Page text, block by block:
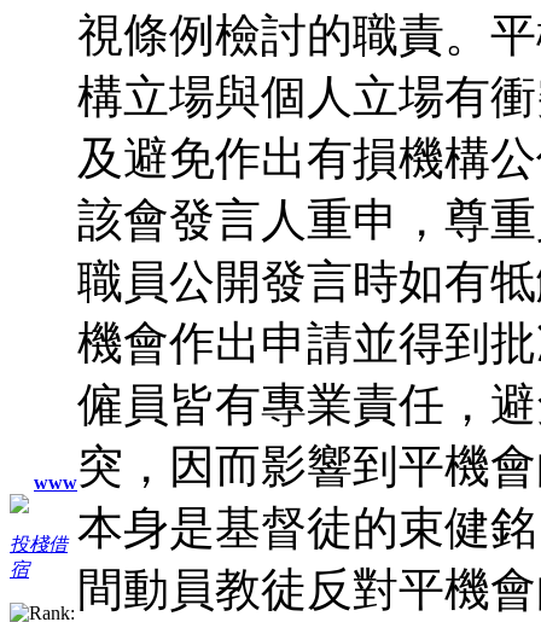
www
投棧借
宿
視條例檢討的職責。
構立場與個人立場有
及避免作出有損機構
該會發言人重申，尊
職員公開發言時如有
機會作出申請並得到
僱員皆有專業責任，
突，因而影響到平機
本身是基督徒的束健
間動員教徒反對平機